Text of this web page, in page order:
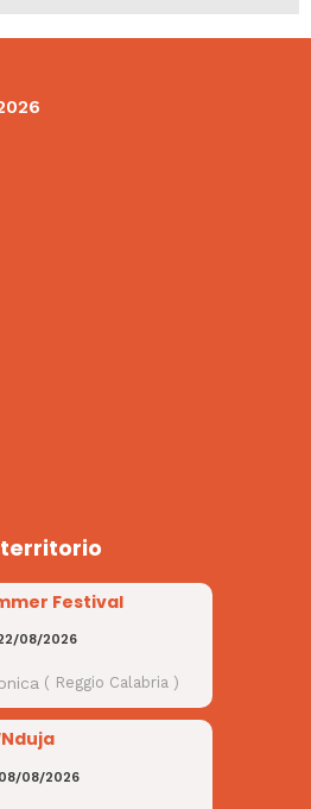
Festival
08/2026
( Reggio Calabria )
08/08/2026